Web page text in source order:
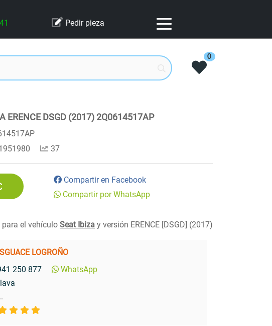
Pedir pieza
0
ERENCE DSGD (2017) 2Q0614517AP
37
Compartir en Facebook
Compartir por WhatsApp
para el vehículo Seat Ibiza y versión ERENCE [DSGD] (2017)
LOGROÑO
250 877
WhatsApp